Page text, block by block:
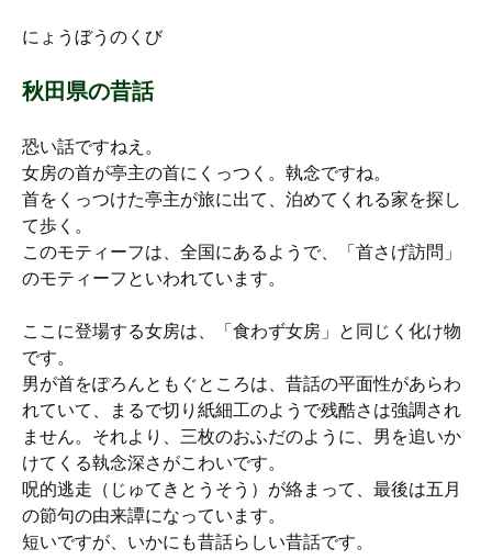
にょうぼうのくび
秋田県の昔話
恐い話ですねえ。
女房の首が亭主の首にくっつく。執念ですね。
首をくっつけた亭主が旅に出て、泊めてくれる家を探し
て歩く。
このモティーフは、全国にあるようで、「首さげ訪問」
のモティーフといわれています。
ここに登場する女房は、「食わず女房」と同じく化け物
です。
男が首をぽろんともぐところは、昔話の平面性があらわ
れていて、まるで切り紙細工のようで残酷さは強調され
ません。それより、三枚のおふだのように、男を追いか
けてくる執念深さがこわいです。
呪的逃走（じゅてきとうそう）が絡まって、最後は五月
の節句の由来譚になっています。
短いですが、いかにも昔話らしい昔話です。